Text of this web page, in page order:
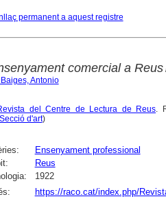
permanent a aquest registre
comercial a Reus
Baiges, Antonio
del Centre de Lectura de Reus.
d'art)
Ensenyament professional
Reus
1922
https://raco.cat/index.php/